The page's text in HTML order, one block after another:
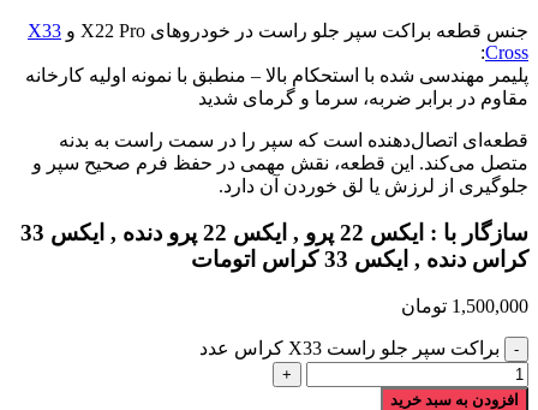
جنس قطعه براکت سپر جلو راست در خودروهای X22 Pro و
X33
Cross
:
پلیمر مهندسی شده با استحکام بالا – منطبق با نمونه اولیه کارخانه
مقاوم در برابر ضربه، سرما و گرمای شدید
قطعه‌ای اتصال‌دهنده است که سپر را در سمت راست به بدنه
متصل می‌کند. این قطعه، نقش مهمی در حفظ فرم صحیح سپر و
جلوگیری از لرزش یا لق خوردن آن دارد.
سازگار با : ایکس 22 پرو , ایکس 22 پرو دنده , ایکس 33
کراس دنده , ایکس 33 کراس اتومات
1,500,000 تومان
براکت سپر جلو راست X33 کراس عدد
افزودن به سبد خرید